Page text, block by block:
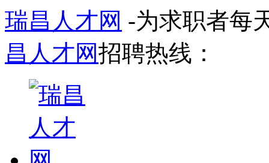
瑞昌人才网 -为求职者每
昌人才网招聘热线：